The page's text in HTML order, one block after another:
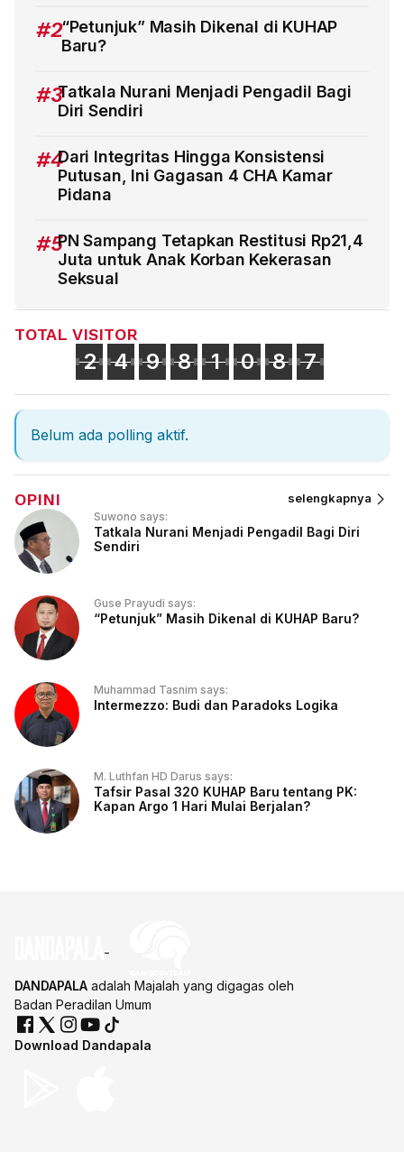
#2“Petunjuk” Masih Dikenal di KUHAP
Baru?
#3Tatkala Nurani Menjadi Pengadil Bagi
Diri Sendiri
#4Dari Integritas Hingga Konsistensi
Putusan, Ini Gagasan 4 CHA Kamar
Pidana
#5PN Sampang Tetapkan Restitusi Rp21,4
Juta untuk Anak Korban Kekerasan
Seksual
TOTAL VISITOR
2 4 9 8 1 0 8 7
Belum ada polling aktif.
OPINI selengkapnya
Suwono says:
Tatkala Nurani Menjadi Pengadil Bagi Diri
Sendiri
Guse Prayudi says:
“Petunjuk” Masih Dikenal di KUHAP Baru?
Muhammad Tasnim says:
Intermezzo: Budi dan Paradoks Logika
M. Luthfan HD Darus says:
Tafsir Pasal 320 KUHAP Baru tentang PK:
Kapan Argo 1 Hari Mulai Berjalan?
DANDAPALA adalah Majalah yang digagas oleh
Badan Peradilan Umum
Download Dandapala